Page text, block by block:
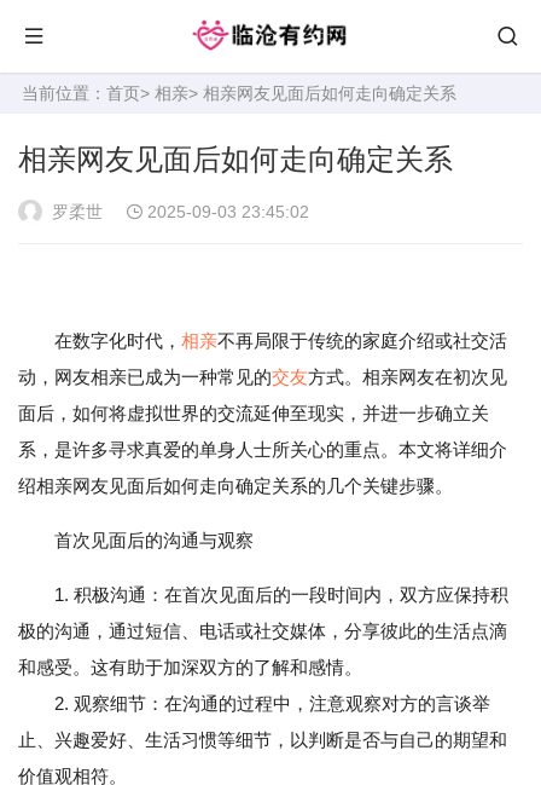
当前位置： 首页> 相亲> 相亲网友见面后如何走向确定关系
相亲网友见面后如何走向确定关系
罗柔世 2025-09-03 23:45:02
在数字化时代， 相亲不再局限于传统的家庭介绍或社交活
动，网友相亲已成为一种常见的交友方式。相亲网友在初次见
面后，如何将虚拟世界的交流延伸至现实，并进一步确立关
系，是许多寻求真爱的单身人士所关心的重点。本文将详细介
绍相亲网友见面后如何走向确定关系的几个关键步骤。
首次见面后的沟通与观察
1. 积极沟通：在首次见面后的一段时间内，双方应保持积
极的沟通，通过短信、电话或社交媒体，分享彼此的生活点滴
和感受。这有助于加深双方的了解和感情。
2. 观察细节：在沟通的过程中，注意观察对方的言谈举
止、兴趣爱好、生活习惯等细节，以判断是否与自己的期望和
价值观相符。